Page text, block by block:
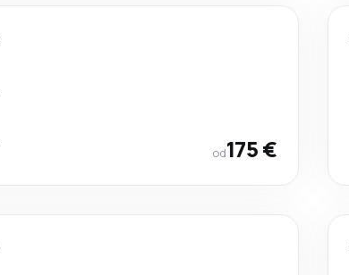
od175 €